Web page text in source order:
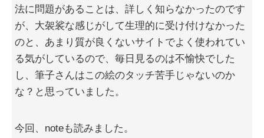
法に問題があることは、詳しく知らなかったのです
が、大袈裟な感じがして生理的に受け付けなかった
のと、あまり質が良くないサイトでよく使われてい
る気がしているので、毎日見るのは不愉快でした
し、筆子さんはこの絵のタッチ苦手じゃないのか
な？と思っていました。
今回、noteも読みました。